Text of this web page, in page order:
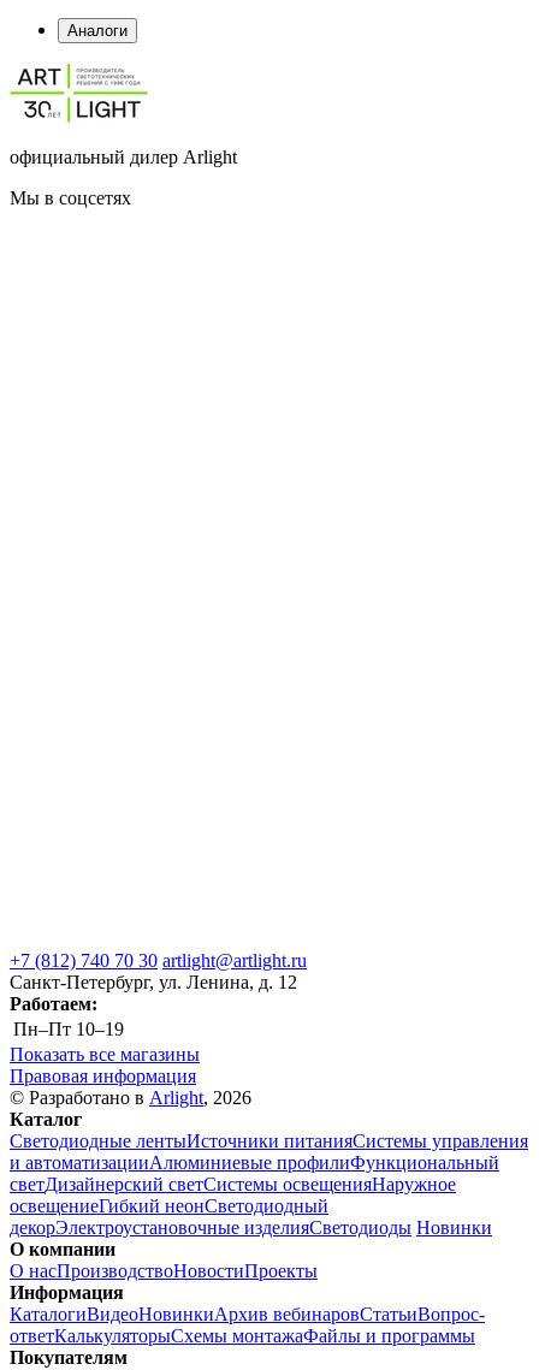
Аналоги
официальный дилер Arlight
Мы в соцсетях
+7 (812) 740 70 30 artlight@artlight.ru
Санкт-Петербург, ул. Ленина, д. 12
Работаем:
Пн–Пт 10–19
Показать все магазины
Правовая информация
© Разработано в Arlight, 2026
Каталог
Светодиодные лентыИсточники питанияСистемы управления
и автоматизацииАлюминиевые профилиФункциональный
светДизайнерский светСистемы освещенияНаружное
освещениеГибкий неонСветодиодный
декорЭлектроустановочные изделияСветодиоды Новинки
О компании
О насПроизводствоНовостиПроекты
Информация
КаталогиВидеоНовинкиАрхив вебинаровСтатьиВопрос-
ответКалькуляторыСхемы монтажаФайлы и программы
Покупателям